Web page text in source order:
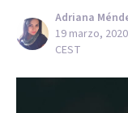
Adriana
19 marzo,
CEST